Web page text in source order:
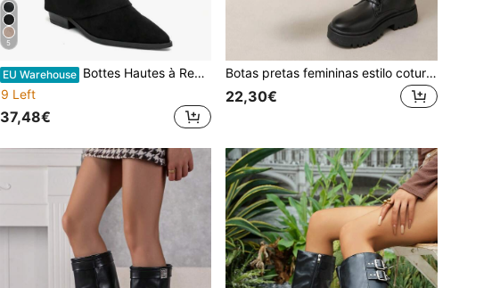
5
EU Warehouse Bottes Hautes à Recouvrement à Boucle Dorée – L'Allure Cavalière Urbaine
9 Left
37,48€
Botas pretas femininas estilo coturno com salto baixo, perfeitas para combinar com qualquer jeans, com cadarço frontal. Recomendamos comprar um número maior.
22,30€